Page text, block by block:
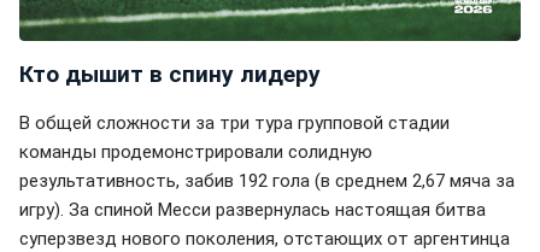
Кто дышит в спину лидеру
В общей сложности за три тура групповой стадии
команды продемонстрировали солидную
результативность, забив 192 гола (в среднем 2,67 мяча за
игру). За спиной Месси развернулась настоящая битва
суперзвезд нового поколения, отстающих от аргентинца